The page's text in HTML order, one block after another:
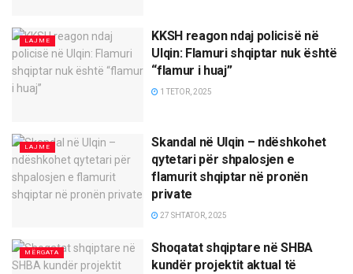
LAJME
KKSH reagon ndaj policisë në
Ulqin: Flamuri shqiptar nuk është
“flamur i huaj”
1 TETOR, 2025
LAJME
Skandal në Ulqin – ndëshkohet
qytetari për shpalosjen e
flamurit shqiptar në pronën
private
27 SHTATOR, 2025
MËRGATA
Shoqatat shqiptare në SHBA
kundër projektit aktual të